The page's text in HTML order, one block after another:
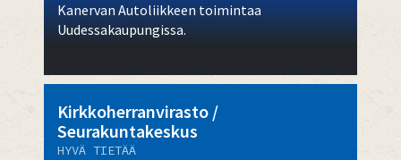
Kanervan Autoliikkeen toimintaa
Uudessakaupungissa.
Kirkkoherranvirasto /
Seurakuntakeskus
HYVÄ TIETÄÄ